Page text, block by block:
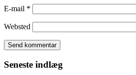
E-mail *
Websted
Seneste indlæg